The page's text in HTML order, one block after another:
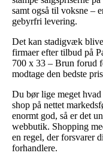
samt også til voksne –
gebyrfri levering.
Det kan stadigvæk
firmaer efter tilbud på
700 x 33 – Brun forud
modtage den bedste
Du bør lige meget
shop på nettet
enormt god, så er det
webbutik. Shopping
en regel, der forsvarer
forhandlere.